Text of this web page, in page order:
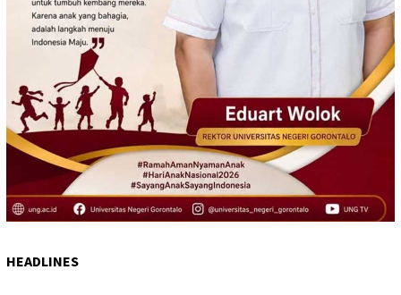
HEADLINES